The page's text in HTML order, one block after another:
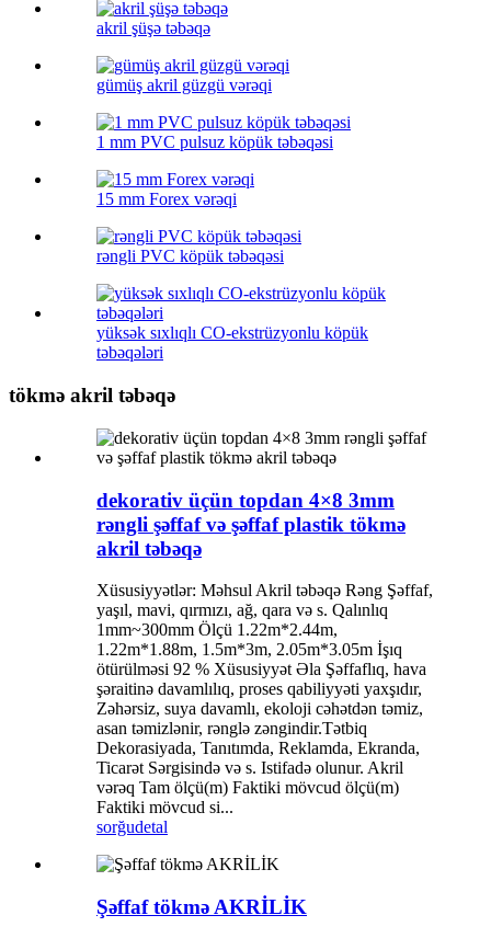
akril şüşə təbəqə
gümüş akril güzgü vərəqi
1 mm PVC pulsuz köpük təbəqəsi
15 mm Forex vərəqi
rəngli PVC köpük təbəqəsi
yüksək sıxlıqlı CO-ekstrüzyonlu köpük
təbəqələri
tökmə akril təbəqə
dekorativ üçün topdan 4×8 3mm
rəngli şəffaf və şəffaf plastik tökmə
akril təbəqə
Xüsusiyyətlər: Məhsul Akril təbəqə Rəng Şəffaf,
yaşıl, mavi, qırmızı, ağ, qara və s. Qalınlıq
1mm~300mm Ölçü 1.22m*2.44m,
1.22m*1.88m, 1.5m*3m, 2.05m*3.05m İşıq
ötürülməsi 92 % Xüsusiyyət Əla Şəffaflıq, hava
şəraitinə davamlılıq, proses qabiliyyəti yaxşıdır,
Zəhərsiz, suya davamlı, ekoloji cəhətdən təmiz,
asan təmizlənir, rənglə zəngindir.Tətbiq
Dekorasiyada, Tanıtımda, Reklamda, Ekranda,
Ticarət Sərgisində və s. Istifadə olunur. Akril
vərəq Tam ölçü(m) Faktiki mövcud ölçü(m)
Faktiki mövcud si...
sorğudetal
Şəffaf tökmə AKRİLİK